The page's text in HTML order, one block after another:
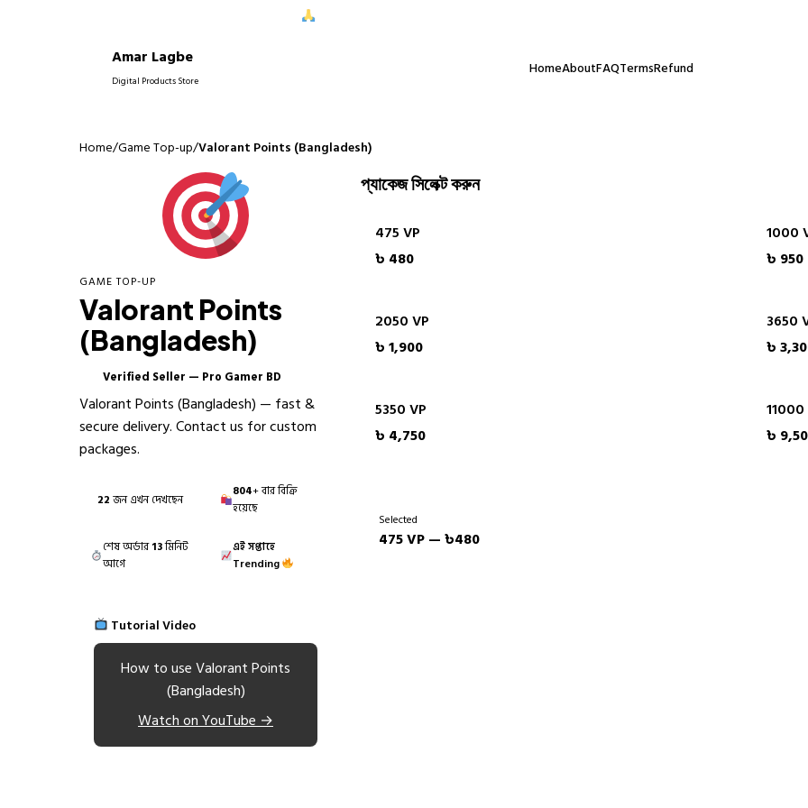
আপনাদের বিশ্বাসই আমাদের সবচেয়ে বড় অর্জন। অর্ডার করতে কোনো ঝামেলা হলে সরাসরি
Amar Lagbe
Digital Products Store
HomeAboutFAQTermsRefund
Home/Game Top-up/Valorant Points (Bangladesh)
GAME TOP-UP
Valorant Points
(Bangladesh)
Verified Seller — Pro Gamer BD
Valorant Points (Bangladesh) — fast &
secure delivery. Contact us for custom
packages.
22 জন এখন দেখছেন 804+ বার বিক্রি
হয়েছে
শেষ অর্ডার13মিনিট
আগে
এই সপ্তাহে
Trending
Tutorial Video
How to use Valorant Points
(Bangladesh)
Watch on YouTube →
প্যাকেজ সিলেক্ট করুন
475 VP
৳ 480
1000
৳ 950
2050 VP
৳ 1,900
3650
৳
5350 VP
৳ 4,750
11000
৳
Selected
475 VP — ৳480